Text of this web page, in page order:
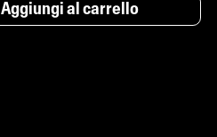
Aggiungi al carrello